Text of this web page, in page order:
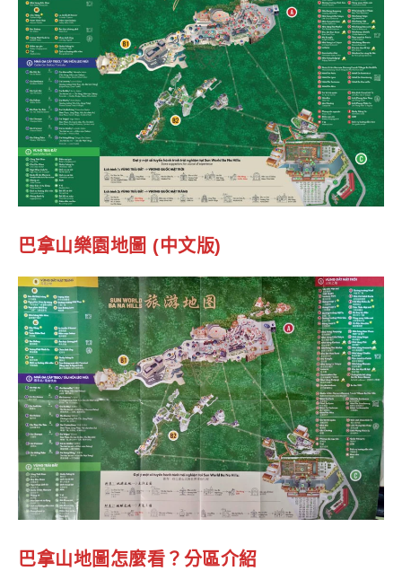
巴拿山樂園地圖 (中文版)
巴拿山地圖怎麼看？分區介紹